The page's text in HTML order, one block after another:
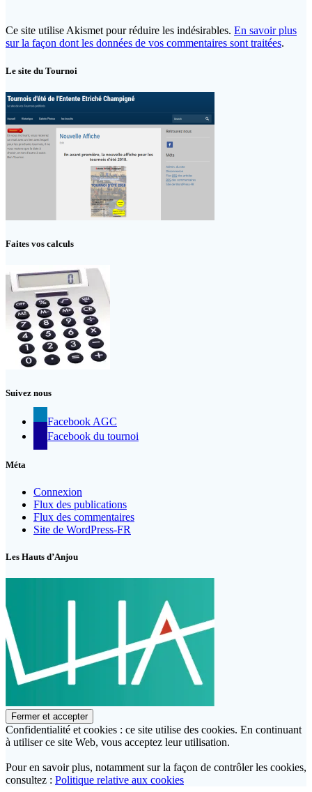
Ce site utilise Akismet pour réduire les indésirables. En savoir plus
sur la façon dont les données de vos commentaires sont traitées.
Le site du Tournoi
Faites vos calculs
Suivez nous
Facebook AGC
Facebook du tournoi
Méta
Connexion
Flux des publications
Flux des commentaires
Site de WordPress-FR
Les Hauts d’Anjou
Confidentialité et cookies : ce site utilise des cookies. En continuant
à utiliser ce site Web, vous acceptez leur utilisation.
Pour en savoir plus, notamment sur la façon de contrôler les cookies,
consultez : Politique relative aux cookies